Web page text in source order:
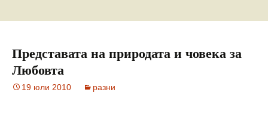
Представата на природата и човека за
Любовта
19 юли 2010 разни